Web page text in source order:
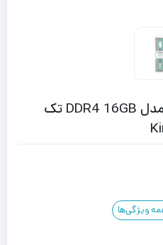
رم دسکتاپ کینگستون مدل DDR4 16GB تک
ویژگی‌ها